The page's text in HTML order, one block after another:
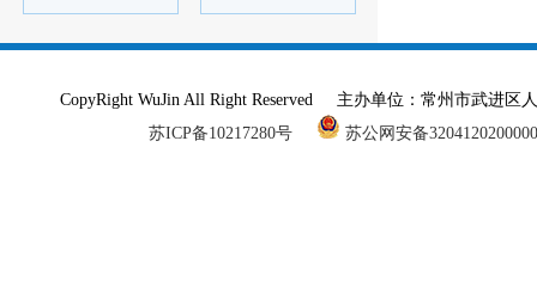
CopyRight WuJin All Right Reserved 主办单位：常州市武进
苏ICP备10217280号
苏公网安备